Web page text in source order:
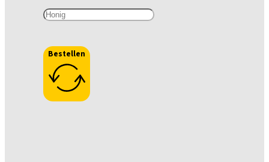
Bestellen